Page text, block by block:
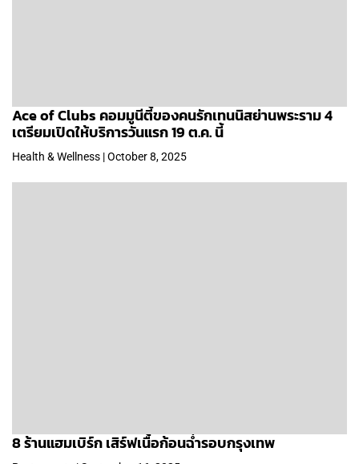
Ace of Clubs คอมมูนีตี้ของคนรักเทนนิสย่านพระราม 4
เตรียมเปิดให้บริการวันแรก 19 ต.ค. นี้
Health & Wellness | October 8, 2025
8 ร้านแฮมเบิร์ก เสิร์ฟเนื้อก้อนฉ่ำรอบกรุงเทพ